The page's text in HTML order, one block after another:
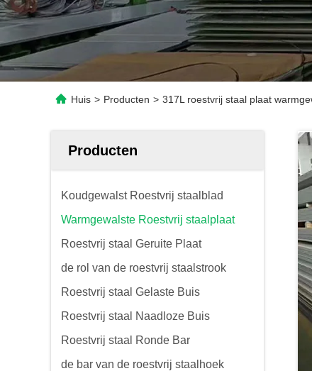
Huis > Producten > 317L roestvrij staal plaat
Producten
Koudgewalst Roestvrij staalblad
Warmgewalste Roestvrij staalplaat
Roestvrij staal Geruite Plaat
de rol van de roestvrij staalstrook
Roestvrij staal Gelaste Buis
Roestvrij staal Naadloze Buis
Roestvrij staal Ronde Bar
de bar van de roestvrij staalhoek